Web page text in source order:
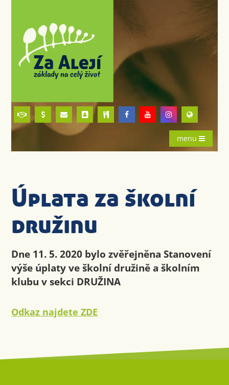
menu
Úplata za školní
družinu
Dne 11. 5. 2020 bylo zvěřejněna Stanovení
výše úplaty ve školní družině a školním
klubu v sekci DRUŽINA
Odkaz najdete ZDE